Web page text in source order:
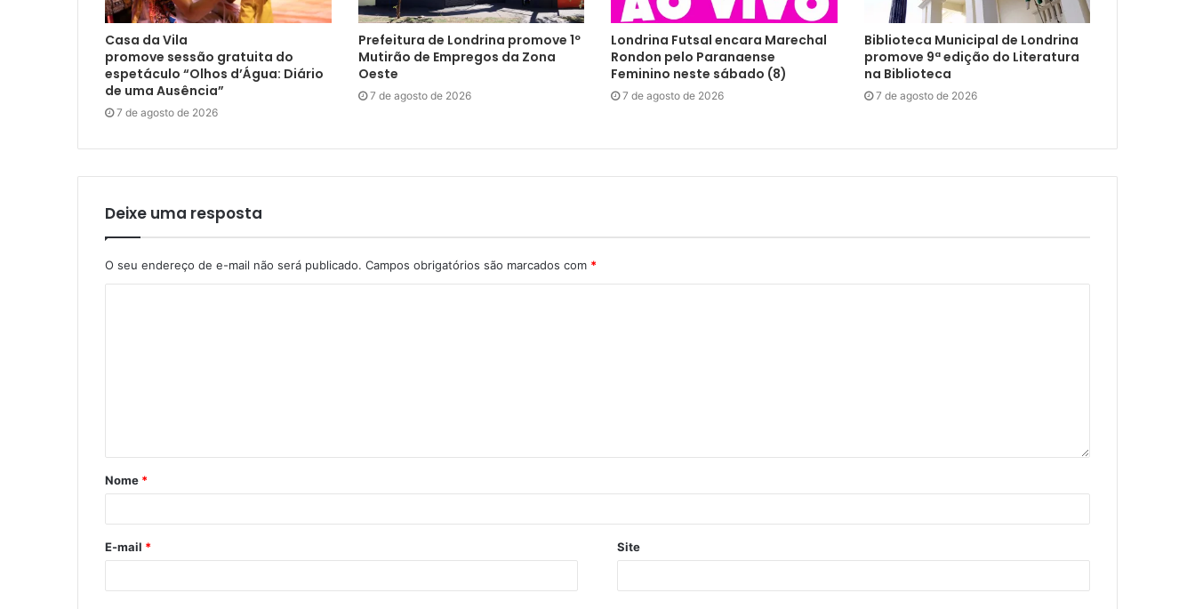
Casa da Vila
promove sessão gratuita do
espetáculo “Olhos d’Água: Diário
de uma Ausência”
7 de agosto de 2026
Prefeitura de Londrina promove 1º
Mutirão de Empregos da Zona
Oeste
7 de agosto de 2026
Londrina Futsal encara Marechal
Rondon pelo Paranaense
Feminino neste sábado (8)
7 de agosto de 2026
Biblioteca Municipal de Londrina
promove 9ª edição do Literatura
na Biblioteca
7 de agosto de 2026
Deixe uma resposta
O seu endereço de e-mail não será publicado. Campos obrigatórios são marcados com *
Nome *
E-mail * Site